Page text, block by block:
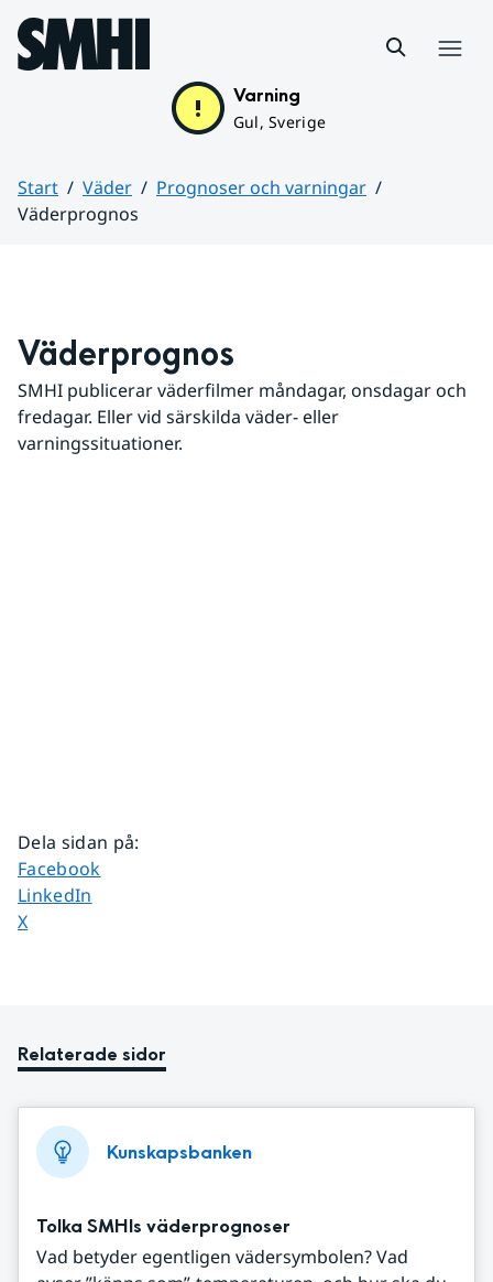
Hoppa till sidans innehåll
Varning
Gul, Sverige
Start Väder
Prognoser och varningar
Väderprognos
Väderprognos
SMHI publicerar väderfilmer måndagar, onsdagar och
fredagar. Eller vid särskilda väder- eller
varningssituationer.
Dela sidan på:
Dela sidan på
Facebook
Dela sidan på
LinkedIn
Dela sidan på
X
Relaterade sidor
Kunskapsbanken
Tolka SMHIs väderprognoser
Vad betyder egentligen vädersymbolen? Vad